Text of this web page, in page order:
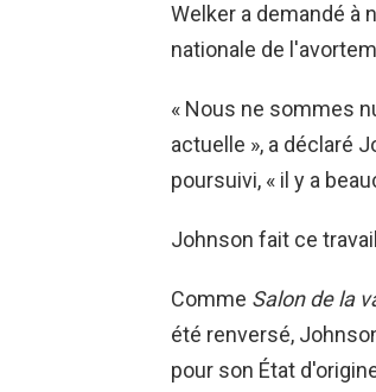
Welker a demandé à
nationale de
« Nous ne sommes
actuelle », a déclaré
poursuivi, « il y a
Johnson fait ce
Comme Salon de la
été renversé,
pour son État